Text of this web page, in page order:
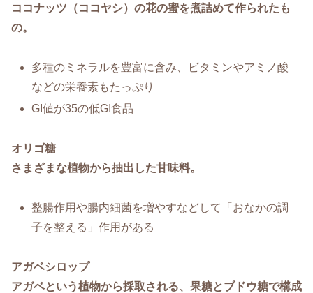
ココナッツ（ココヤシ）の花の蜜を煮詰めて作られたも
の。
多種のミネラルを豊富に含み、ビタミンやアミノ酸
などの栄養素もたっぷり
GI値が35の低GI食品
オリゴ糖
さまざまな植物から抽出した甘味料。
整腸作用や腸内細菌を増やすなどして「おなかの調
子を整える」作用がある
アガベシロップ
アガベという植物から採取される、果糖とブドウ糖で構成